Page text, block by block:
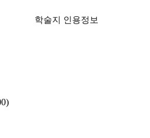
학술지 인용정보